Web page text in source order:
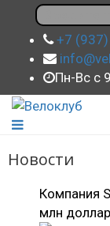
+7
Пн-Вс с
Новости
Компания
млн